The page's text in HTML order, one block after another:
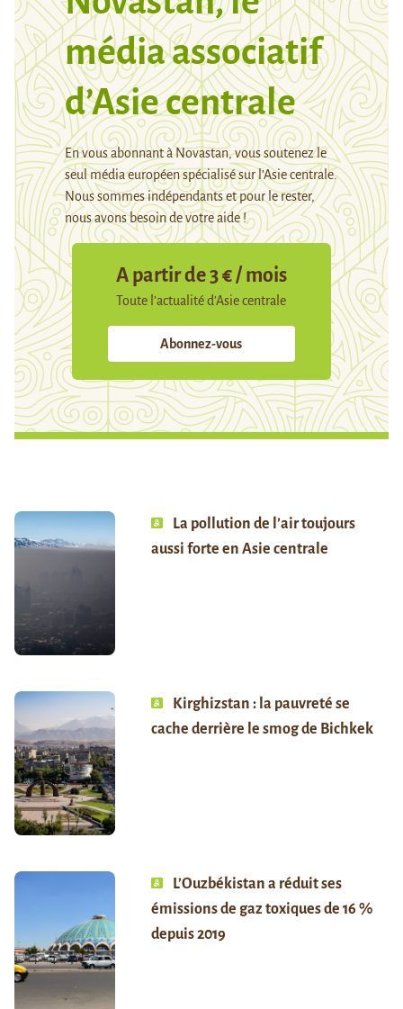
média associatif
d’Asie centrale
En vous abonnant à Novastan, vous soutenez le
seul média européen spécialisé sur l’Asie centrale.
Nous sommes indépendants et pour le rester,
nous avons besoin de votre aide !
A partir de 3 € / mois
Toute l’actualité d’Asie centrale
Abonnez-vous
La pollution de l’air toujours
aussi forte en Asie centrale
Kirghizstan : la pauvreté se
cache derrière le smog de Bichkek
L’Ouzbékistan a réduit ses
émissions de gaz toxiques de 16 %
depuis 2019